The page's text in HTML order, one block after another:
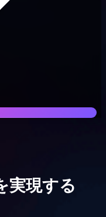
実現する